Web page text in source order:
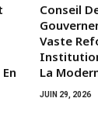
Conseil
Vaste
La
JUIN 29, 2026